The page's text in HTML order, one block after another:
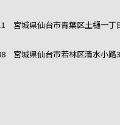
宮城県仙台市青葉区土樋一丁
宮城県仙台市若林区清水小路